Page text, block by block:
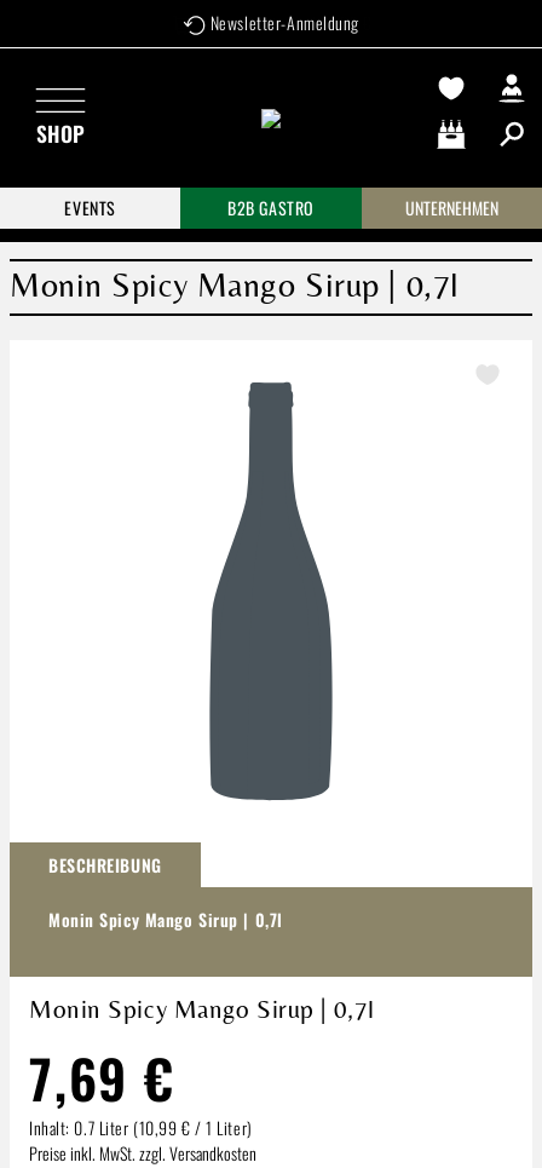
Zum Hauptinhalt springen Newsletter-Anmeldung
SHOP
Warenkorb
EVENTS
B2B GASTRO UNTERNEHMEN
Monin Spicy Mango Sirup | 0,7l
BESCHREIBUNG
Monin Spicy Mango Sirup | 0,7l
Monin Spicy Mango Sirup | 0,7l
7,69 €
Inhalt: 0.7 Liter (10,99 € / 1 Liter)
Preise inkl. MwSt. zzgl. Versandkosten